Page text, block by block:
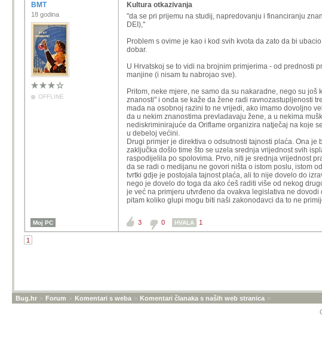
BMT
18 godina
OFFLINE
Kultura otkazivanja
"da se pri prijemu na studij, napredovanju i financiranju
DEI),"
Problem s ovime je kao i kod svih kvota da zato da bi
dobar.
U Hrvatskoj se to vidi na brojnim primjerima - od prednosti
manjine (i nisam tu nabrojao sve).
Pritom, neke mjere, ne samo da su nakaradne, nego su
znanosti" i onda se kaže da žene radi ravnozastupljenosti
mada na osobnoj razini to ne vrijedi, ako imamo dovoljno
da u nekim znanostima prevladavaju žene, a u nekima
nediskriminirajuće da Oriflame organizira natječaj na koje
u debeloj većini.
Drugi primjer je direktiva o odsutnosti tajnosti plaća. Ona
zaključka došlo time što se uzela srednja vrijednost svih
raspodijelila po spolovima. Prvo, niti je srednja vrijednost
da se radi o medijanu ne govori ništa o istom poslu, istom
tvrtki gdje je postojala tajnost plaća, ali to nije dovelo do
nego je dovelo do toga da ako ćeš raditi više od nekog
je već na primjeru utvrđeno da ovakva legislativa ne
pitam koliko glupi mogu biti naši zakonodavci da to ne
Moj PC 3 0 HVALA 1
1
Bug.hr » Forum » Komentari s weba » Komentari članaka s naših web stranica »